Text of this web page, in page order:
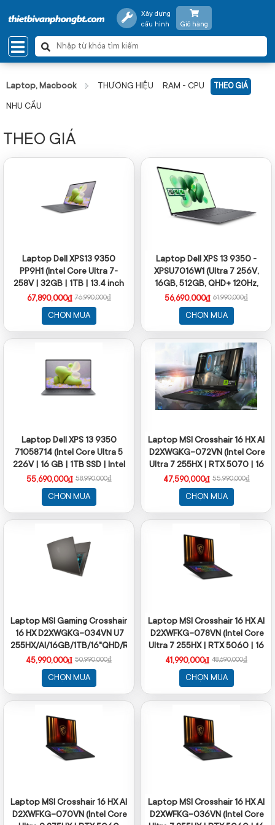
Xây dựng
cấu hình
Giỏ hàng
Laptop, Macbook THƯƠNG HIỆU RAM - CPU THEO GIÁ
NHU CẦU
THEO GIÁ
Laptop Dell XPS13 9350
PP9H1 (Intel Core Ultra 7-
258V | 32GB | 1TB | 13.4 inch
QHD + | Win 11 | Office | Xám)
67,890,000₫ 76,990,000₫
CHỌN MUA
Laptop Dell XPS 13 9350 -
XPSU7016W1 (Ultra 7 256V,
16GB, 512GB, QHD+ 120Hz,
Cảm ứng, OfficeH24+365,
Win11)
56,690,000₫ 61,990,000₫
CHỌN MUA
Laptop Dell XPS 13 9350
71058714 (Intel Core Ultra 5
226V | 16 GB | 1TB SSD | Intel
Arc | 13.4 inch QHD + | Cảm
ứng | Win 11 |
OfficeHome24+O365)
55,690,000₫ 58,990,000₫
CHỌN MUA
Laptop MSI Crosshair 16 HX AI
D2XWGKG-072VN (Intel Core
Ultra 7 255HX | RTX 5070 | 16
inch QHD + | 32GB | 1TB | Win
11 | Xám)
47,590,000₫ 55,990,000₫
CHỌN MUA
Laptop MSI Gaming Crosshair
16 HX D2XWGKG-034VN U7
255HX/AI/16GB/1TB/16"QHD/RTX
5070 8GB/Win11
45,990,000₫ 50,990,000₫
CHỌN MUA
Laptop MSI Crosshair 16 HX AI
D2XWFKG-078VN (Intel Core
Ultra 7 255HX | RTX 5060 | 16
inch QHD + 240Hz | 32GB |
1TB | Win 11 | Xám)
41,990,000₫ 48,690,000₫
CHỌN MUA
Laptop MSI Crosshair 16 HX AI
D2XWFKG-070VN (Intel Core
Laptop MSI Crosshair 16 HX AI
D2XWFKG-036VN (Intel Core